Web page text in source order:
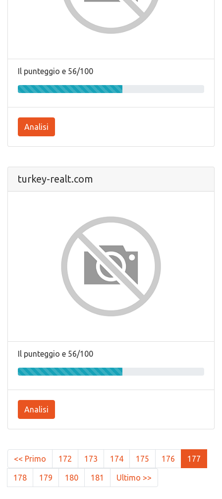
Il punteggio e 56/100
Analisi
turkey-realt.com
Il punteggio e 56/100
Analisi
<< Primo 172 173 174 175 176 177
178 179 180 181 Ultimo >>